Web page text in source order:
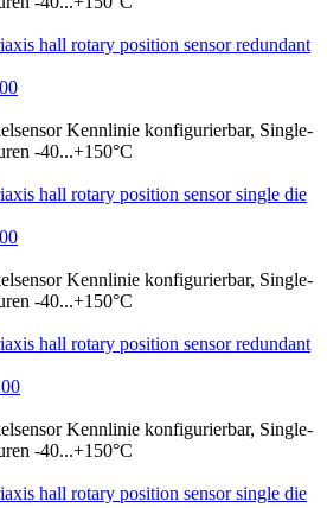
Kennlinie konfigurierbar, Single-
-40...+150°C
Kennlinie konfigurierbar, Single-
-40...+150°C
Kennlinie konfigurierbar, Single-
-40...+150°C